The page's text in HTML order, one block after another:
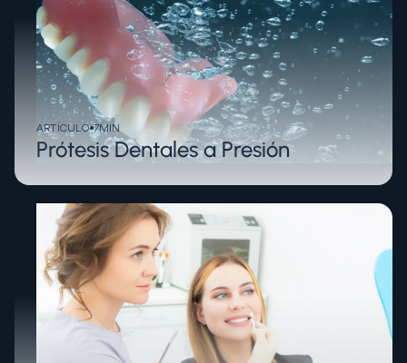
ARTÍCULO 7MIN
Prótesis Dentales a Presión